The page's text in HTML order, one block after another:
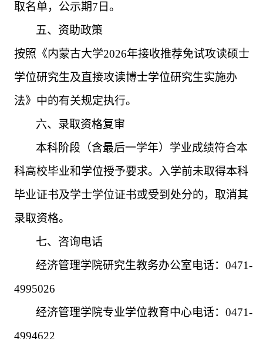
取名单，公示期7 日。
五、资助政策
按照《内蒙古大学2026年接收推荐免试攻读硕士
学位研究生及直接攻读博士学位研究生实施办
法》中的有关规定执行。
六、录取资格复审
本科阶段（含最后一学年）学业成绩符合本
科高校毕业和学位授予要求。入学前未取得本科
毕业证书及学士学位证书或受到处分的，取消其
录取资格。
七、咨询电话
经济管理学院研究生教务办公室电话： 0471-
4995026
经济管理学院专业学位教育中心电话： 0471-
4994622